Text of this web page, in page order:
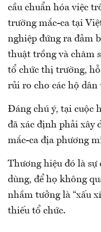
cầu chuẩn hóa việc
trường mắc-ca tại
nghiệp đứng ra đảm
thuật trồng và chăm
tổ chức thị trường,
rủi ro cho các hộ dân
Đáng chú ý, tại cuộc
đã xác định phải xây
mắc-ca địa phương
Thương hiệu đó là
dùng, để họ không
nhầm tưởng là “xấu
thiếu tổ chức.